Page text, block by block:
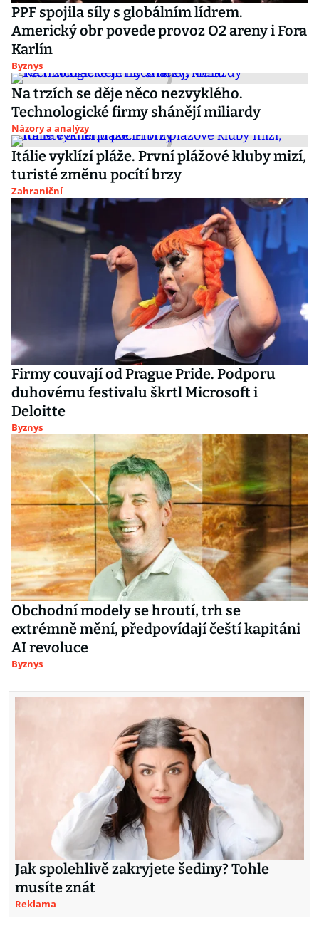
PPF spojila síly s globálním lídrem.
Americký obr povede provoz O2 areny i Fora
Karlín
Byznys
Na trzích se děje něco nezvyklého.
Technologické firmy shánějí miliardy
Názory a analýzy
Itálie vyklízí pláže. První plážové kluby mizí,
turisté změnu pocítí brzy
Zahraniční
Firmy couvají od Prague Pride. Podporu
duhovému festivalu škrtl Microsoft i
Deloitte
Byznys
Obchodní modely se hroutí, trh se
extrémně mění, předpovídají čeští kapitáni
AI revoluce
Byznys
Jak spolehlivě zakryjete šediny? Tohle
musíte znát
Reklama